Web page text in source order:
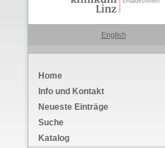
English
Home
Info und Kontakt
Neueste Einträge
Suche
Katalog